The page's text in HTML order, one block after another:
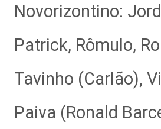
Novorizontino:
Patrick, Rômulo,
Tavinho (Carlão),
Paiva (Ronald